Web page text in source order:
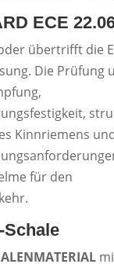
ECE
übertrifft die
Die Prüfung
Kinnriemens
für den
Schale